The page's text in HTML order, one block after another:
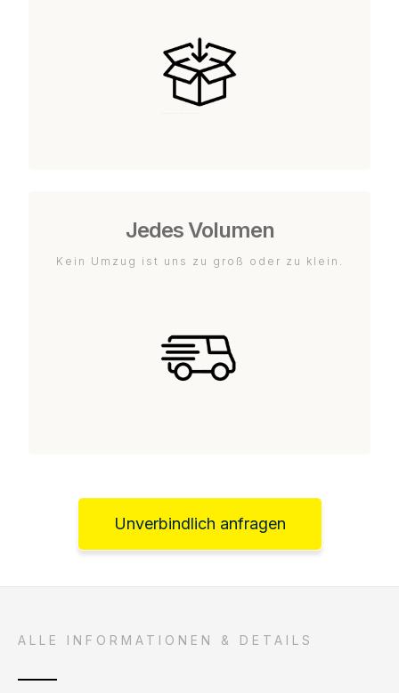
Jedes Volumen
Kein Umzug ist uns zu groß oder zu klein.
Unverbindlich anfragen
ALLE INFORMATIONEN & DETAILS